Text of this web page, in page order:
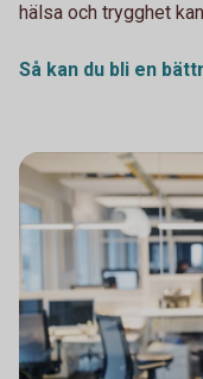
hälsa och trygghet
Så kan du bli en